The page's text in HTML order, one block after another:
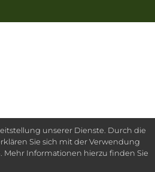
unserer Dienste. Durch die
Sie sich mit der Verwendung
Mehr Informationen hierzu finden Sie